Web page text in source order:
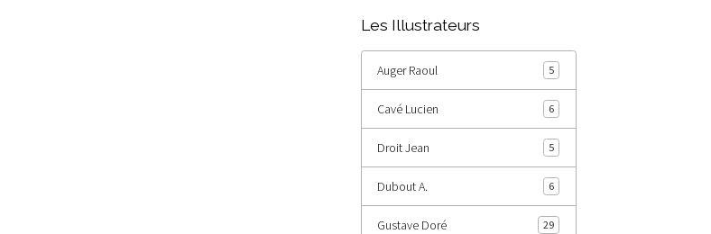
Les Illustrateurs
Auger Raoul 5
Cavé Lucien 6
Droit Jean 5
Dubout A. 6
Gustave Doré 29